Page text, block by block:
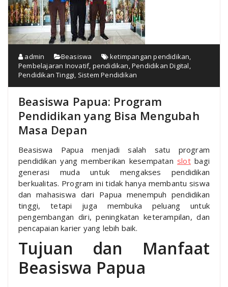
admin Beasiswa ketimpangan pendidikan
Pembelajaran Inovatif, pendidikan ,Pendidikan Digital
Pendidikan Tinggi Sistem Pendidikan
Beasiswa Papua: Program
Pendidikan yang Bisa Mengubah
Masa Depan
Beasiswa Papua menjadi salah satu program
pendidikan yang memberikan kesempatan slotbagi
generasi muda untuk mengakses pendidikan
berkualitas. Program ini tidak hanya membantu siswa
dan mahasiswa dari Papua menempuh pendidikan
tinggi, tetapi juga membuka peluang untuk
pengembangan diri, peningkatan keterampilan, dan
pencapaian karier yang lebih baik.
Tujuan dan Manfaat
Beasiswa Papua